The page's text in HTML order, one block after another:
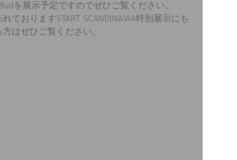
を展示予定ですのでぜひご覧ください。
おりますSTART SCANDINAVIA特別展示にも
はぜひご覧ください。